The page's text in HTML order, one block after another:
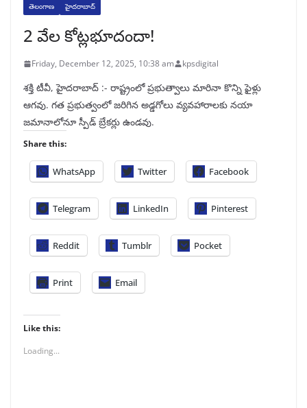
తెలంగాణ హైదరాబాద్
2 వేల కోట్లభూదందా!
Friday, December 12, 2025, 10:38 am kpsdigital
శక్తి టీవీ, హైదరాబాద్‌ :- రాష్ట్రంలో ప్రభుత్వాలు మారినా కొన్ని ఫైళ్లు
ఆగవు. గత ప్రభుత్వంలో జరిగిన అడ్డగోలు వ్యవహారాలకు నయా
జమానాలోనూ స్పీడ్‌ బ్రేకర్లు ఉండవు.
Share this:
WhatsApp Twitter Facebook
Telegram LinkedIn Pinterest
Reddit Tumblr Pocket
Print Email
Like this:
Loading...